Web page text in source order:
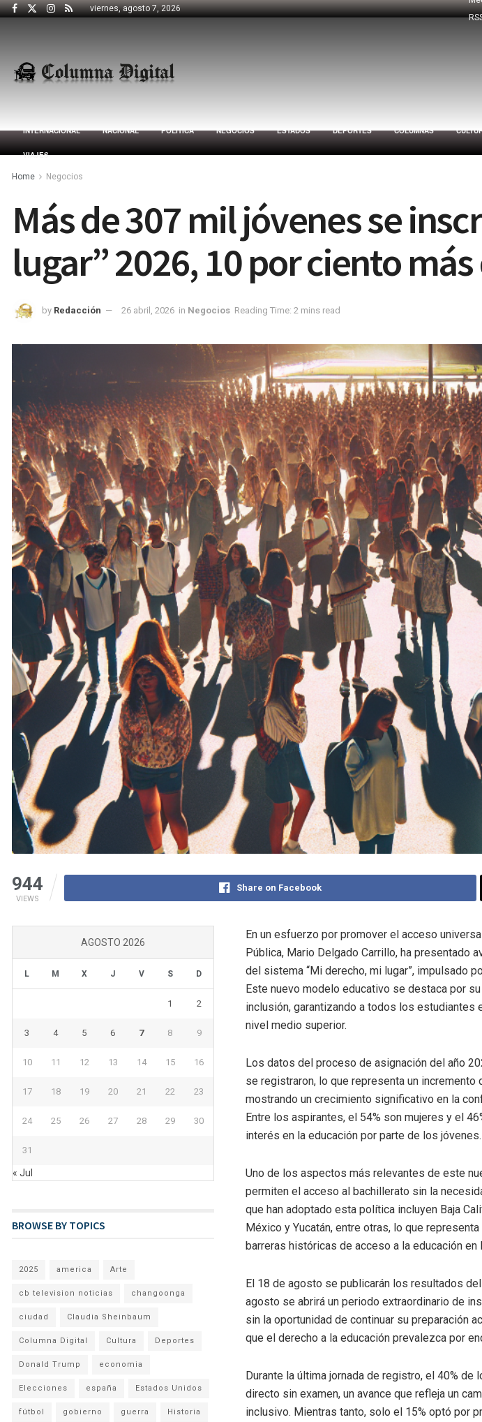
viernes, agosto 7, 2026
INTERNACIONAL NACIONAL POLÍTICA NEGOCIOS ESTADOS DEPORTES COLUMNAS
VIAJES
Home Negocios
Más de 307 mil jóvenes se
lugar” 2026, 10 por ciento
by Redacción 26 abril, 2026 in Negocios Reading Time: 2 mins read
944
VIEWS
Share on Facebook
En un esfuerzo por promover el acceso
Pública, Mario Delgado Carrillo, ha presentado
del sistema “Mi derecho, mi lugar”, impulsado
Este nuevo modelo educativo se destaca por
inclusión, garantizando a todos los estudiantes
nivel medio superior.
Los datos del proceso de asignación del año
se registraron, lo que representa un incremento
mostrando un crecimiento significativo en la
Entre los aspirantes, el 54% son mujeres y el
interés en la educación por parte de los jóvenes.
Uno de los aspectos más relevantes de este
permiten el acceso al bachillerato sin la
que han adoptado esta política incluyen Baja
México y Yucatán, entre otras, lo que
barreras históricas de acceso a la educación
El 18 de agosto se publicarán los resultados
agosto se abrirá un periodo extraordinario de
sin la oportunidad de continuar su preparación
que el derecho a la educación prevalezca por
Durante la última jornada de registro, el 40%
directo sin examen, un avance que refleja un
inclusivo. Mientras tanto, solo el 15% optó por
AGOSTO 2026
L M X J V S D
1 2
3 4 5 6 7 8 9
10 11 12 13 14 15 16
17 18 19 20 21 22 23
24 25 26 27 28 29 30
31
« Jul
BROWSE BY TOPICS
2025 america Arte
cb television noticias changoonga
ciudad Claudia Sheinbaum
Columna Digital Cultura Deportes
Donald Trump economia
Elecciones españa Estados Unidos
fútbol gobierno guerra Historia